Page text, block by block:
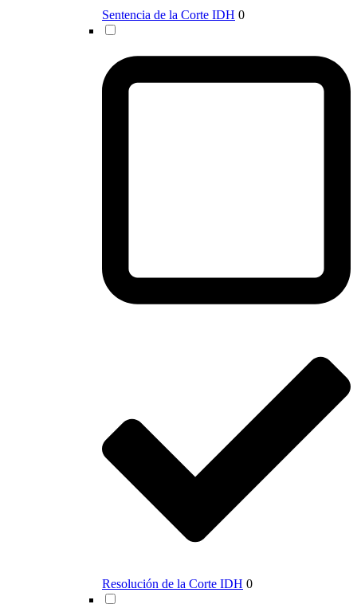
Sentencia de la Corte IDH 0
Resolución de la Corte IDH 0